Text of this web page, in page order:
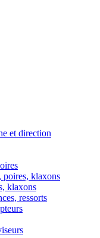
et direction
poires, klaxons
klaxons
ressorts